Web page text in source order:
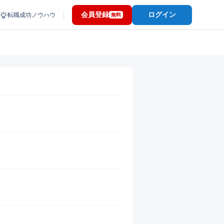
転職成功ノウハウ 会員登録 無料 ログイン